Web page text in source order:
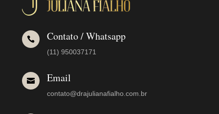
 Contato / Whatsapp
(11) 950037171
 Email
contato@drajulianafialho.com.br